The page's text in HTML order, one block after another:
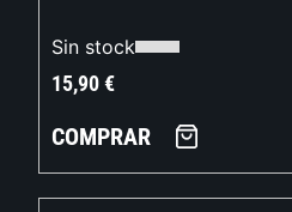
Sin stock
15,90€
COMPRAR